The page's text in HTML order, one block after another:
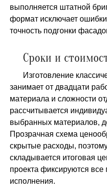
выполняется штатной
формат исключает
точность подгонки
Сроки и
Изготовление
занимает от двадцати
материала и сложности
рассчитывается
выбранных материалов,
Прозрачная схема
скрытые расходы, поэтому
складывается итоговая
проекта фиксируются
исполнения.